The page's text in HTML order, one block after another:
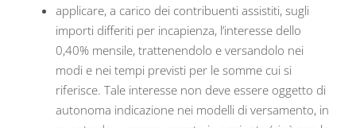
applicare, a carico dei contribuenti assistiti, sugli
importi differiti per incapienza, l’interesse dello
0,40% mensile, trattenendolo e versandolo nei
modi e nei tempi previsti per le somme cui si
riferisce. Tale interesse non deve essere oggetto di
autonoma indicazione nei modelli di versamento, in